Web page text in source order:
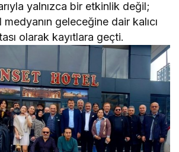
yalnızca bir etkinlik değil;
geleceğine dair kalıcı
olarak kayıtlara geçti.